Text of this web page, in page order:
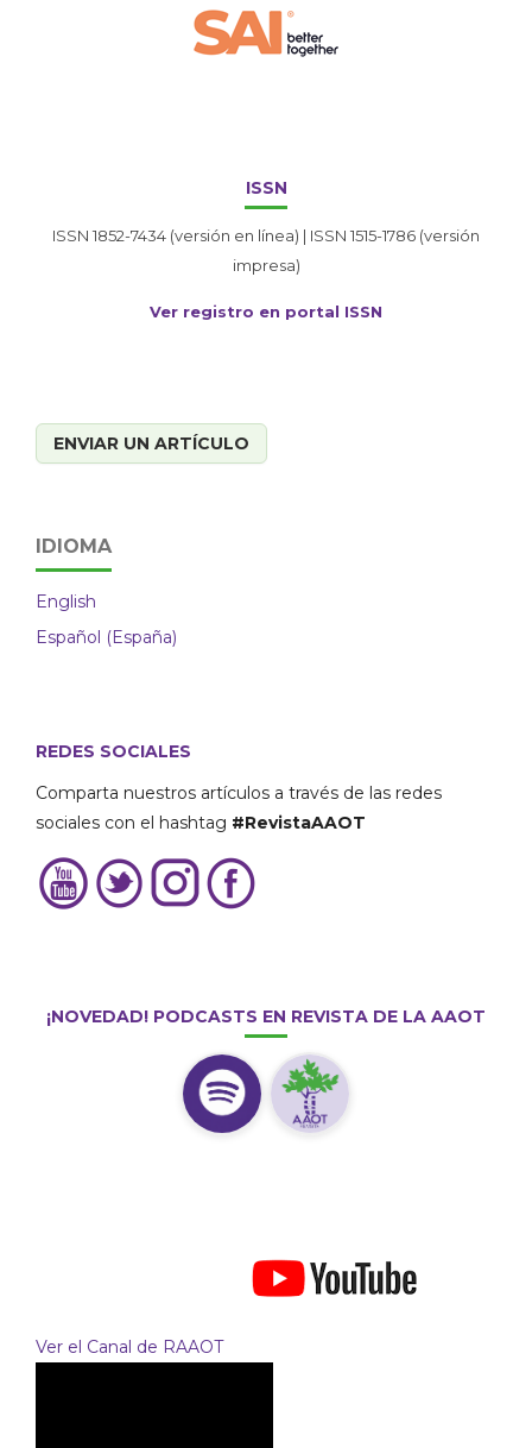
ISSN
ISSN 1852-7434 (versión en línea) | ISSN 1515-1786 (versión
impresa)
Ver registro en portal ISSN
ENVIAR UN ARTÍCULO
IDIOMA
English
Español (España)
REDES SOCIALES
Comparta nuestros artículos a través de las redes
sociales con el hashtag #RevistaAAOT
¡NOVEDAD! PODCASTS EN REVISTA DE LA AAOT
Ver el Canal de RAAOT